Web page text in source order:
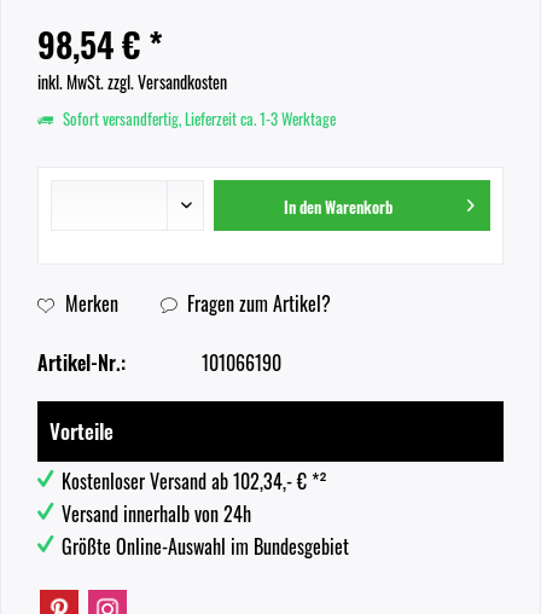
98,54 € *
inkl. MwSt.zzgl. Versandkosten
Sofort versandfertig, Lieferzeit ca. 1-3 Werktage
In denWarenkorb
Merken Fragen zum Artikel?
Artikel-Nr.: 101066190
Vorteile
Kostenloser Versand ab 102,34,- € *²
Versand innerhalb von 24h
Größte Online-Auswahl im Bundesgebiet